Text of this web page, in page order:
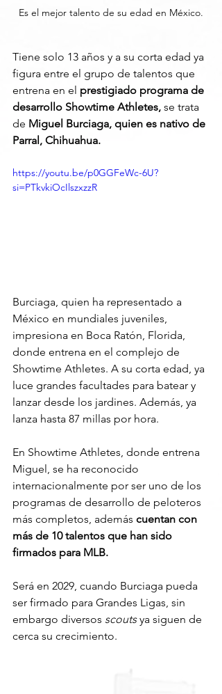
Es el mejor talento de su edad en México.
Tiene solo 13 años y a su corta edad ya
figura entre el grupo de talentos que
entrena en el prestigiado programa de
desarrollo Showtime Athletes, se trata
de Miguel Burciaga, quien es nativo de
Parral, Chihuahua.
https://youtu.be/p0GGFeWc-6U?
si=PTkvkiOcIlszxzzR
Burciaga, quien ha representado a
México en mundiales juveniles,
impresiona en Boca Ratón, Florida,
donde entrena en el complejo de
Showtime Athletes. A su corta edad, ya
luce grandes facultades para batear y
lanzar desde los jardines. Además, ya
lanza hasta 87 millas por hora.
En Showtime Athletes, donde entrena
Miguel, se ha reconocido
internacionalmente por ser uno de los
programas de desarrollo de peloteros
más completos, además cuentan con
más de 10 talentos que han sido
firmados para MLB.
Será en 2029, cuando Burciaga pueda
ser firmado para Grandes Ligas, sin
embargo diversos scouts ya siguen de
cerca su crecimiento.